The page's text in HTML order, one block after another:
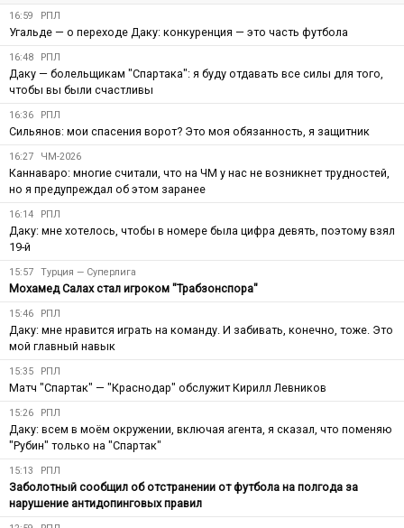
16:59 РПЛ
Угальде — о переходе Даку: конкуренция — это часть футбола
16:48 РПЛ
Даку — болельщикам "Спартака": я буду отдавать все силы для того,
чтобы вы были счастливы
16:36 РПЛ
Сильянов: мои спасения ворот? Это моя обязанность, я защитник
16:27 ЧМ-2026
Каннаваро: многие считали, что на ЧМ у нас не возникнет трудностей,
но я предупреждал об этом заранее
16:14 РПЛ
Даку: мне хотелось, чтобы в номере была цифра девять, поэтому взял
19-й
15:57 Турция — Суперлига
Мохамед Салах стал игроком "Трабзонспора"
15:46 РПЛ
Даку: мне нравится играть на команду. И забивать, конечно, тоже. Это
мой главный навык
15:35 РПЛ
Матч "Спартак" — "Краснодар" обслужит Кирилл Левников
15:26 РПЛ
Даку: всем в моём окружении, включая агента, я сказал, что поменяю
"Рубин" только на "Спартак"
15:13 РПЛ
Заболотный сообщил об отстранении от футбола на полгода за
нарушение антидопинговых правил